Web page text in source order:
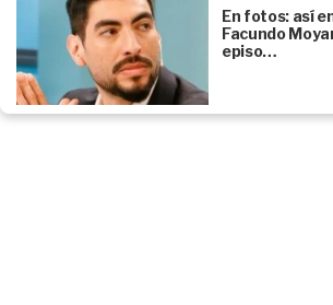
En fotos: así
Facundo
episo…